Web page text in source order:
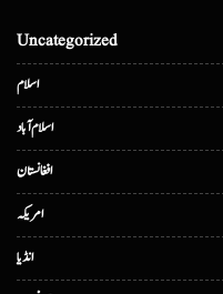
Uncategorized
اسلام
اسلام آباد
افغانستان
امریکہ
انڈیا